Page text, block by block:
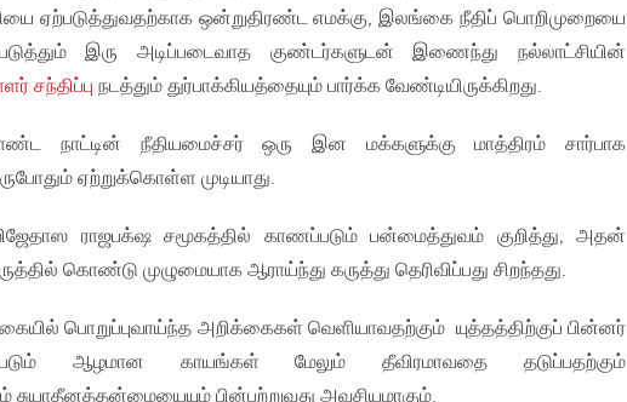
ஏற்படுத்துவதற்காக ஒன்றுதிரண்ட எமக்கு, இலங்கை நீதிப் பொறிமுறையை
இரு அடிப்படைவாத குண்டர்களுடன் இணைந்து நல்லாட்சியின்
சந்திப்பு நடத்தும் துர்பாக்கியத்தையும் பார்க்க வேண்டியிருக்கிறது.
நாட்டின் நீதியமைச்சர் ஒரு இன மக்களுக்கு மாத்திரம் சார்பாக
ஏற்றுக்கொள்ள முடியாது.
ராஜபக்‌ஷ சமூகத்தில் காணப்படும் பன்மைத்துவம் குறித்து, அதன்
கொண்டு முழுமையாக ஆராய்ந்து கருத்து தெரிவிப்பது சிறந்தது.
பொறுப்புவாய்ந்த அறிக்கைகள் வெளியாவதற்கும் யுத்தத்திற்குப் பின்னர்
ஆழமான காயங்கள் மேலும் தீவிரமாவதை தடுப்பதற்கும்
சுயாதீனத்தன்மையையும் பின்பற்றுவது அவசியமாகும்.